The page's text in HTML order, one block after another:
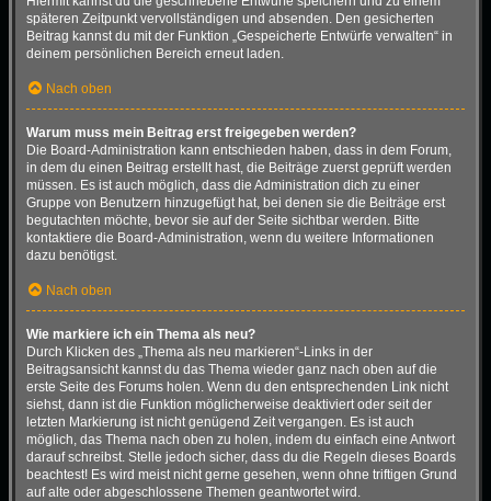
späteren Zeitpunkt vervollständigen und absenden. Den gesicherten
Beitrag kannst du mit der Funktion „Gespeicherte Entwürfe verwalten“ in
deinem persönlichen Bereich erneut laden.
Nach oben
Warum muss mein Beitrag erst freigegeben werden?
Die Board-Administration kann entschieden haben, dass in dem Forum,
in dem du einen Beitrag erstellt hast, die Beiträge zuerst geprüft werden
müssen. Es ist auch möglich, dass die Administration dich zu einer
Gruppe von Benutzern hinzugefügt hat, bei denen sie die Beiträge erst
begutachten möchte, bevor sie auf der Seite sichtbar werden. Bitte
kontaktiere die Board-Administration, wenn du weitere Informationen
dazu benötigst.
Nach oben
Wie markiere ich ein Thema als neu?
Durch Klicken des „Thema als neu markieren“-Links in der
Beitragsansicht kannst du das Thema wieder ganz nach oben auf die
erste Seite des Forums holen. Wenn du den entsprechenden Link nicht
siehst, dann ist die Funktion möglicherweise deaktiviert oder seit der
letzten Markierung ist nicht genügend Zeit vergangen. Es ist auch
möglich, das Thema nach oben zu holen, indem du einfach eine Antwort
darauf schreibst. Stelle jedoch sicher, dass du die Regeln dieses Boards
beachtest! Es wird meist nicht gerne gesehen, wenn ohne triftigen Grund
auf alte oder abgeschlossene Themen geantwortet wird.